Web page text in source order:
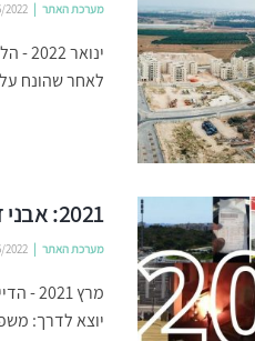
מערכת האתר 2022
לאחר שהונח
2021: אבני דרך בהתפתחות העיר חריש
מערכת האתר 2022
מרץ
יוצא לדרך: